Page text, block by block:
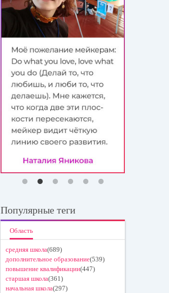
Популярные теги
Область
средняя школа(689)
дополнительное образование(539)
повышение квалификации(447)
старшая школа(361)
начальная школа(297)